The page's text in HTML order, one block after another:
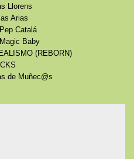
Llorens
Arias
Catalá
Baby
(REBORN)
de Muñec@s